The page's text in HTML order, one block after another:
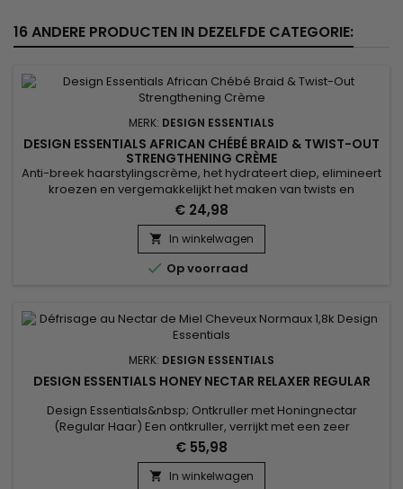
16 ANDERE PRODUCTEN IN DEZELFDE CATEGORIE:
MERK: DESIGN ESSENTIALS
DESIGN ESSENTIALS AFRICAN CHÉBÉ BRAID & TWIST-OUT
STRENGTHENING CRÈME
Anti-breek haarstylingscrème, het hydrateert diep, elimineert
kroezen en vergemakkelijkt het maken van twists en
vlechten. Design Essentials African Chebe Anti-Breakage
Braid & Twist-Out Strengthening Crème is geformuleerd met
chebe, bekend om het bevorderen van haargroei door het
te versterken en te behouden. Gecombineerd met Afrikaans
extract, voedt...
€ 24,98
 In winkelwagen
 Op voorraad
MERK: DESIGN ESSENTIALS
DESIGN ESSENTIALS HONEY NECTAR RELAXER REGULAR
Design Essentials&nbsp; Ontkruller met Honingnectar
(Regular Haar) Een ontkruller, verrijkt met een zeer
hydraterend vitamine- en proteïnecomplex, dat meer tijd
laat voor het aanbrengen en het haar conditioneert en
versterkt.
€ 55,98
 In winkelwagen